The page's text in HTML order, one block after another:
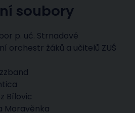
soubory
p. uč. Strnadové
orchestr žáků a učitelů ZUŠ
Bílovic
Moravěnka